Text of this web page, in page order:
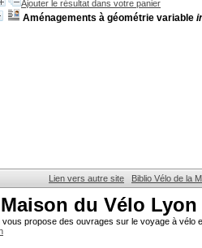
Ajouter le résultat dans votre panier
Aménagements à géométrie variable
Lien vers autre site Biblio Vélo de la
du Vélo Lyon
vous propose des ouvrages sur le voyage à